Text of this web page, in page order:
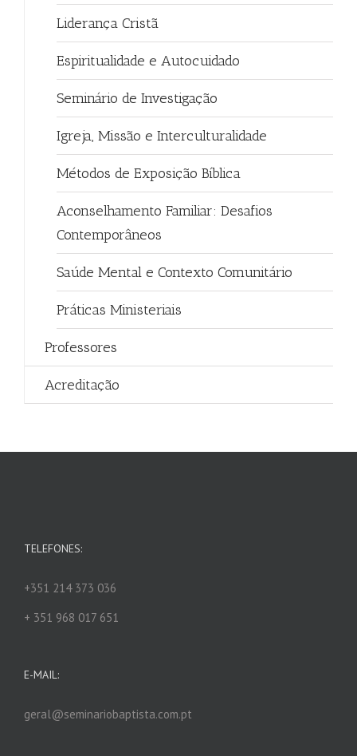
Liderança Cristã
Espiritualidade e Autocuidado
Seminário de Investigação
Igreja, Missão e Interculturalidade
Métodos de Exposição Bíblica
Aconselhamento Familiar: Desafios
Contemporâneos
Saúde Mental e Contexto Comunitário
Práticas Ministeriais
Professores
Acreditação
TELEFONES:
+351 214 373 036
+ 351 968 017 651
E-MAIL:
geral@seminariobaptista.com.pt